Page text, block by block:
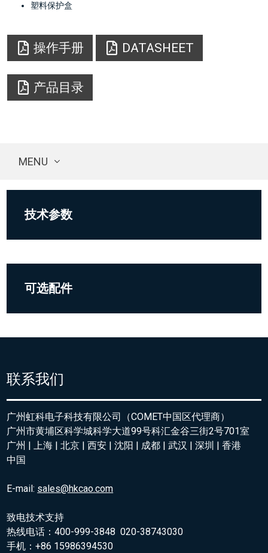
塑料保护盒
操作手册 DATASHEET
产品目录
MENU
技术参数
可选配件
联系我们
广州虹科电子科技有限公司（COMET中国区代理商）
广州市黄埔区科学城科学大道99号科汇金谷三街2号701室
广州 | 上海 | 北京 | 西安 | 沈阳 | 成都 | 武汉 | 深圳 | 香港
中国
E-mail: sales@hkcao.com
致电技术支持
热线电话：400-999-3848 020-38743030
手机：+86 15986394530